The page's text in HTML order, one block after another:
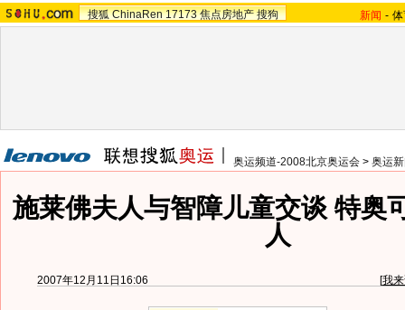
搜狐 ChinaRen 17173 焦点房地产 搜狗 新闻 -
奥运频道-2008北京奥运会 > 奥运
施莱佛夫人与智障儿童交谈 特奥
人
2007年12月11日16:06 [我